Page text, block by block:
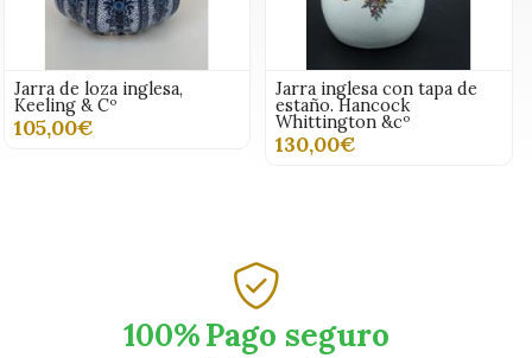
Jarra de loza inglesa,
Keeling & Cº
105,00€
Jarra inglesa con tapa de
estaño. Hancock
Whittington &cº
130,00€
100%Pago seguro